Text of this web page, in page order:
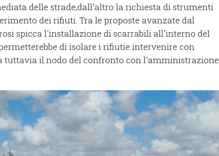
delle strade,dall'altro la richiesta di strumenti
dei rifiuti. Tra le proposte avanzate dal
spicca l'installazione di scarrabili all'interno del
di isolare i rifiutie intervenire con
tuttavia il nodo del confronto con l'amministrazione